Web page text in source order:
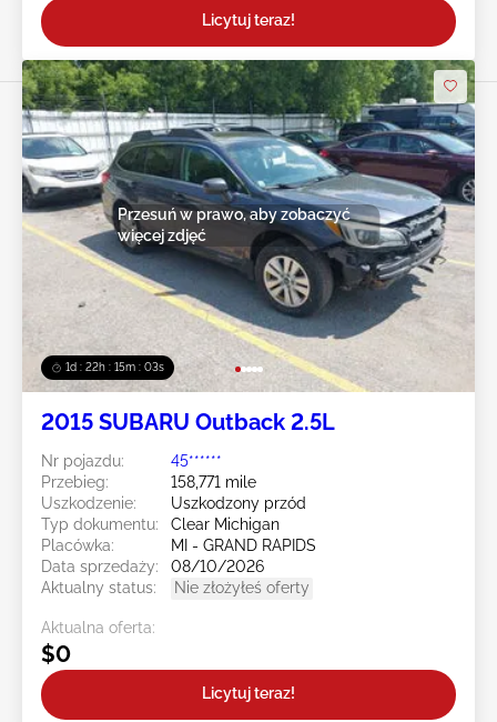
Licytuj teraz!
1d : 22h : 15m : 00s
Przesuń w prawo, aby zobaczyć
więcej zdjęć
2015 SUBARU Outback 2.5L
Nr pojazdu:
45******
Przebieg:
158,771 mile
Uszkodzenie:
Uszkodzony przód
Typ dokumentu:
Clear Michigan
Placówka:
MI - GRAND RAPIDS
Data sprzedaży:
08/10/2026
Aktualny status:
Nie złożyłeś oferty
Aktualna oferta:
$0
Licytuj teraz!